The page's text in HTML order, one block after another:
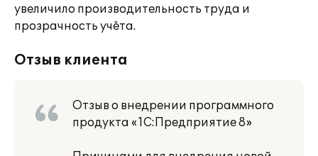
увеличило производительность труда и
прозрачность учёта.
Отзыв клиента
Отзыв о внедрении программного
продукта «1С:Предприятие 8»